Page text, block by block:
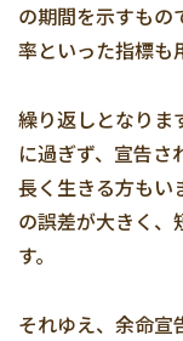
の期間を示すもの
率といった指標も
繰り返しとなりま
に過ぎず、宣告さ
長く生きる方もい
の誤差が大きく、
す。
それゆえ、余命宣